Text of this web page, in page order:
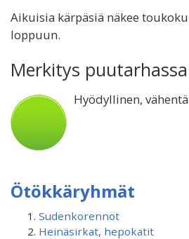
Aikuisia kärpäsiä näkee
loppuun.
Merkitys puutarhassa
Hyödyllinen,
Ötökkäryhmät
Sudenkorennot
Heinäsirkat, hepokatit